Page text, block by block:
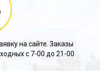
на сайте. Заказы
с 7-00 до 21-00